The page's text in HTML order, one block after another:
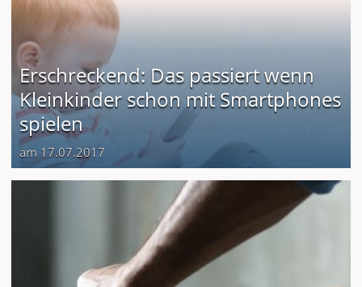
Erschreckend: Das passiert wenn
Kleinkinder schon mit Smartphones
spielen
am 17.07.2017